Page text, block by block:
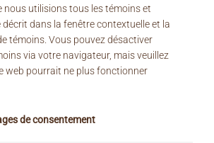
nous utilisions tous les témoins et
dans la fenêtre contextuelle et la
témoins. Vous pouvez désactiver
via votre navigateur, mais veuillez
web pourrait ne plus fonctionner
de consentement